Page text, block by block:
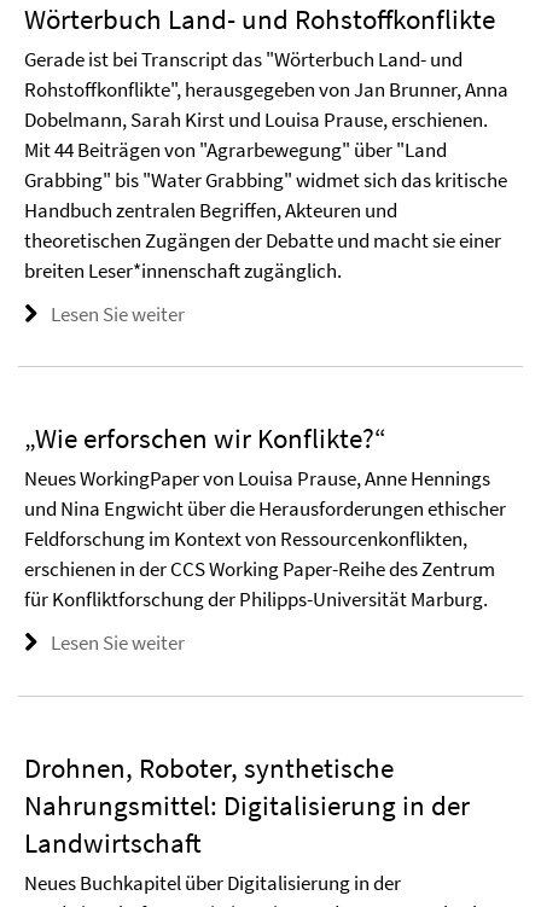
Wörterbuch Land- und Rohstoffkonflikte
Gerade ist bei Transcript das "Wörterbuch Land- und
Rohstoffkonflikte", herausgegeben von Jan Brunner, Anna
Dobelmann, Sarah Kirst und Louisa Prause, erschienen.
Mit 44 Beiträgen von "Agrarbewegung" über "Land
Grabbing" bis "Water Grabbing" widmet sich das kritische
Handbuch zentralen Begriffen, Akteuren und
theoretischen Zugängen der Debatte und macht sie einer
breiten Leser*innenschaft zugänglich.
Lesen Sie weiter
„Wie erforschen wir Konflikte?“
Neues WorkingPaper von Louisa Prause, Anne Hennings
und Nina Engwicht über die Herausforderungen ethischer
Feldforschung im Kontext von Ressourcenkonflikten,
erschienen in der CCS Working Paper-Reihe des Zentrum
für Konfliktforschung der Philipps-Universität Marburg.
Lesen Sie weiter
Drohnen, Roboter, synthetische
Nahrungsmittel: Digitalisierung in der
Landwirtschaft
Neues Buchkapitel über Digitalisierung in der